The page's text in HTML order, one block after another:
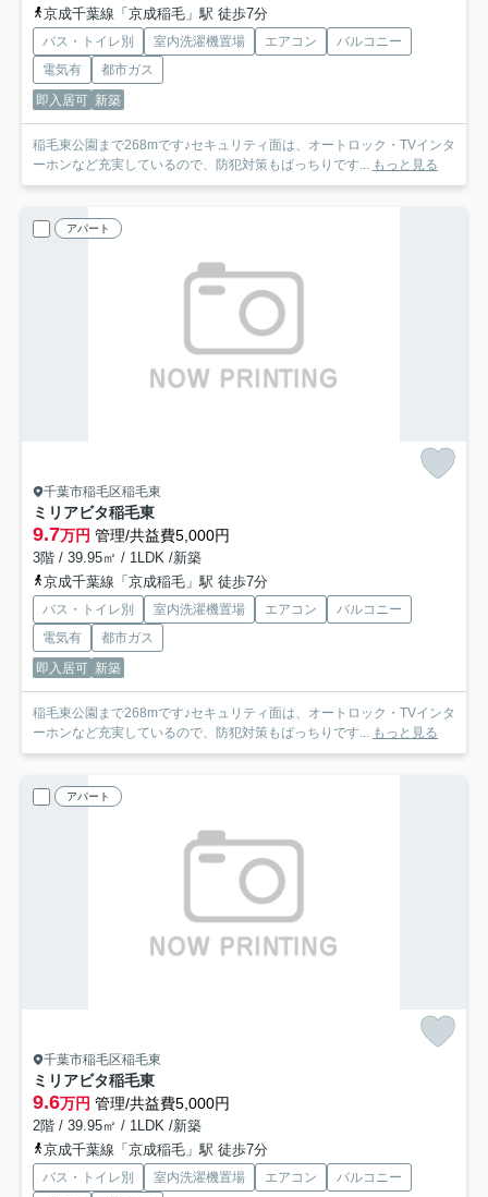
京成千葉線「京成稲毛」駅 徒歩7分
バス・トイレ別 室内洗濯機置場 エアコン
バルコニー
電気有
都市ガス
即入居可 新築
稲毛東公園まで268mです♪セキュリティ面は、オートロック・TVインタ
ーホンなど充実しているので、防犯対策もばっちりです... もっと見る
アパート
千葉市稲毛区稲毛東
ミリアビタ稲毛東
9.7万円 管理/共益費5,000円
3階 / 39.95㎡ / 1LDK /新築
京成千葉線「京成稲毛」駅 徒歩7分
バス・トイレ別 室内洗濯機置場 エアコン
バルコニー
電気有
都市ガス
即入居可 新築
稲毛東公園まで268mです♪セキュリティ面は、オートロック・TVインタ
ーホンなど充実しているので、防犯対策もばっちりです... もっと見る
アパート
千葉市稲毛区稲毛東
ミリアビタ稲毛東
9.6万円 管理/共益費5,000円
2階 / 39.95㎡ / 1LDK /新築
京成千葉線「京成稲毛」駅 徒歩7分
バス・トイレ別 室内洗濯機置場 エアコン
バルコニー